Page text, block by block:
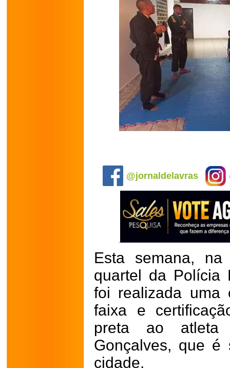
@jornaldelavras
Esta semana,
quartel da Polícia
foi realizada uma
faixa e
preta ao atleta
Gonçalves, que é
cidade.